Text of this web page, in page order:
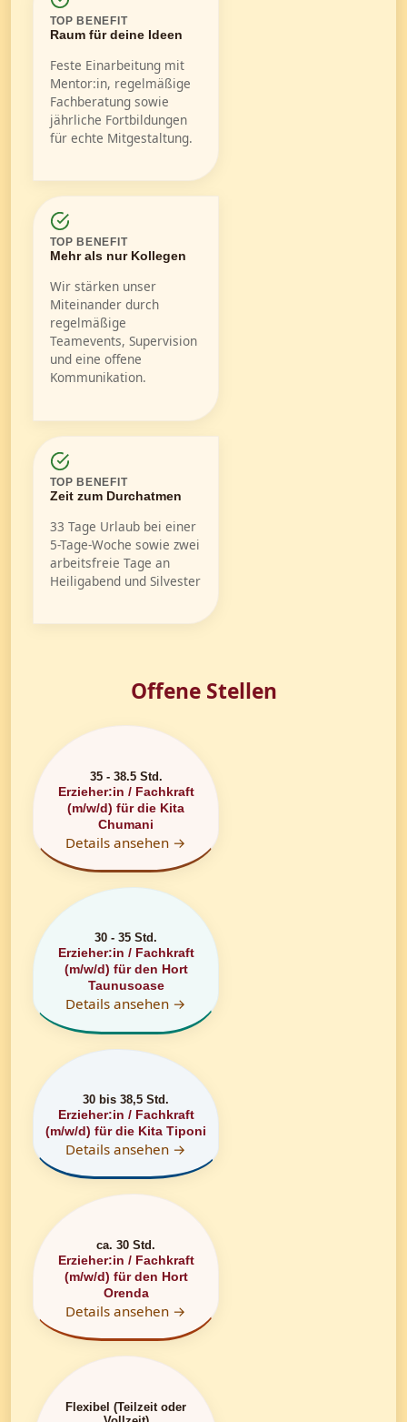
TOP BENEFIT
Raum für deine Ideen
Feste Einarbeitung mit
Mentor:in, regelmäßige
Fachberatung sowie
jährliche Fortbildungen
für echte Mitgestaltung.
TOP BENEFIT
Mehr als nur Kollegen
Wir stärken unser
Miteinander durch
regelmäßige
Teamevents, Supervision
und eine offene
Kommunikation.
TOP BENEFIT
Zeit zum Durchatmen
33 Tage Urlaub bei einer
5-Tage-Woche sowie zwei
arbeitsfreie Tage an
Heiligabend und Silvester
Offene Stellen
35 - 38.5 Std.
Erzieher:in / Fachkraft
(m/w/d) für die Kita
Chumani
Details ansehen →
30 - 35 Std.
Erzieher:in / Fachkraft
(m/w/d) für den Hort
Taunusoase
Details ansehen →
30 bis 38,5 Std.
Erzieher:in / Fachkraft
(m/w/d) für die Kita Tiponi
Details ansehen →
ca. 30 Std.
Erzieher:in / Fachkraft
(m/w/d) für den Hort
Orenda
Details ansehen →
Flexibel (Teilzeit oder